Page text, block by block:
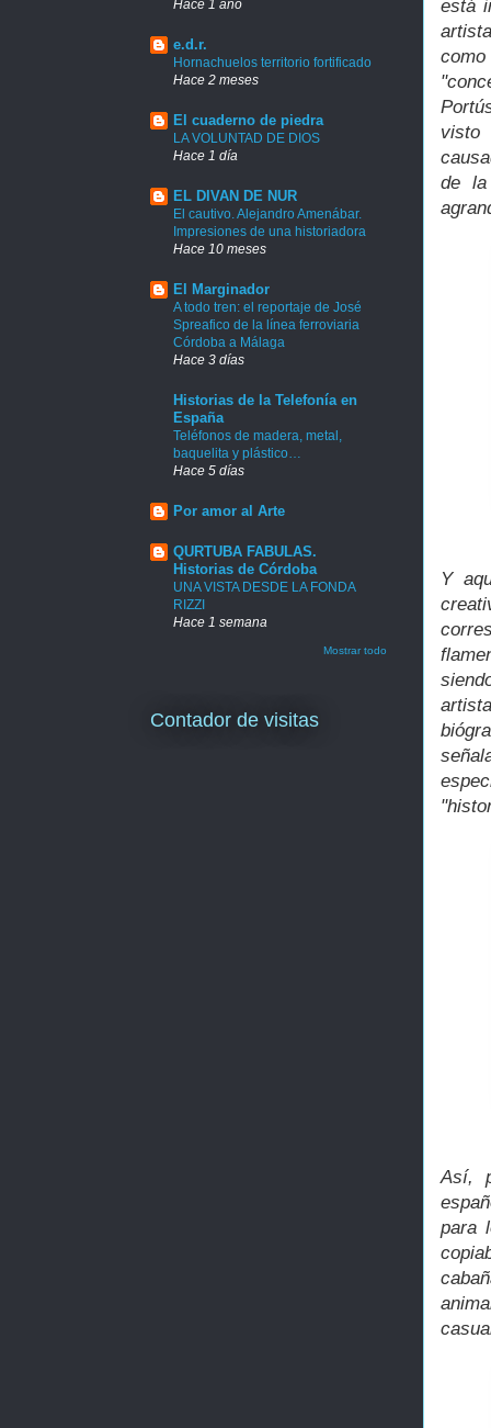
está
visto
de la
Y
Así,
para
Hace 1 año
e.d.r.
Hornachuelos territorio fortificado
Hace 2 meses
El cuaderno de piedra
LA VOLUNTAD DE DIOS
Hace 1 día
EL DIVAN DE NUR
El cautivo. Alejandro Amenábar.
Impresiones de una historiadora
Hace 10 meses
El Marginador
A todo tren: el reportaje de José
Spreafico de la línea ferroviaria
Córdoba a Málaga
Hace 3 días
Historias de la Telefonía en
España
Teléfonos de madera, metal,
baquelita y plástico…
Hace 5 días
Por amor al Arte
QURTUBA FABULAS.
Historias de Córdoba
UNA VISTA DESDE LA FONDA
RIZZI
Hace 1 semana
Mostrar todo
Contador de visitas